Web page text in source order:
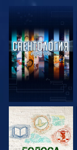
СМОТРЕТЬ
ПЕРЕДАЧИ